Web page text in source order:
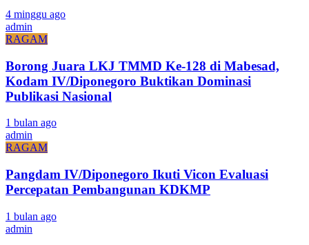
4 minggu ago
admin
RAGAM
Borong Juara LKJ TMMD Ke-128 di Mabesad,
Kodam IV/Diponegoro Buktikan Dominasi
Publikasi Nasional
1 bulan ago
admin
RAGAM
Pangdam IV/Diponegoro Ikuti Vicon Evaluasi
Percepatan Pembangunan KDKMP
1 bulan ago
admin